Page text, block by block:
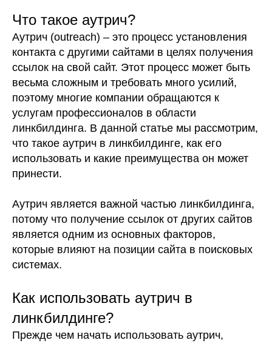
Что такое аутрич?
Аутрич (outreach) – это процесс установления
контакта с другими сайтами в целях получения
ссылок на свой сайт. Этот процесс может быть
весьма сложным и требовать много усилий,
поэтому многие компании обращаются к
услугам профессионалов в области
линкбилдинга. В данной статье мы рассмотрим,
что такое аутрич в линкбилдинге, как его
использовать и какие преимущества он может
принести.
Аутрич является важной частью линкбилдинга,
потому что получение ссылок от других сайтов
является одним из основных факторов,
которые влияют на позиции сайта в поисковых
системах.
Как использовать аутрич в
линкбилдинге?
Прежде чем начать использовать аутрич,